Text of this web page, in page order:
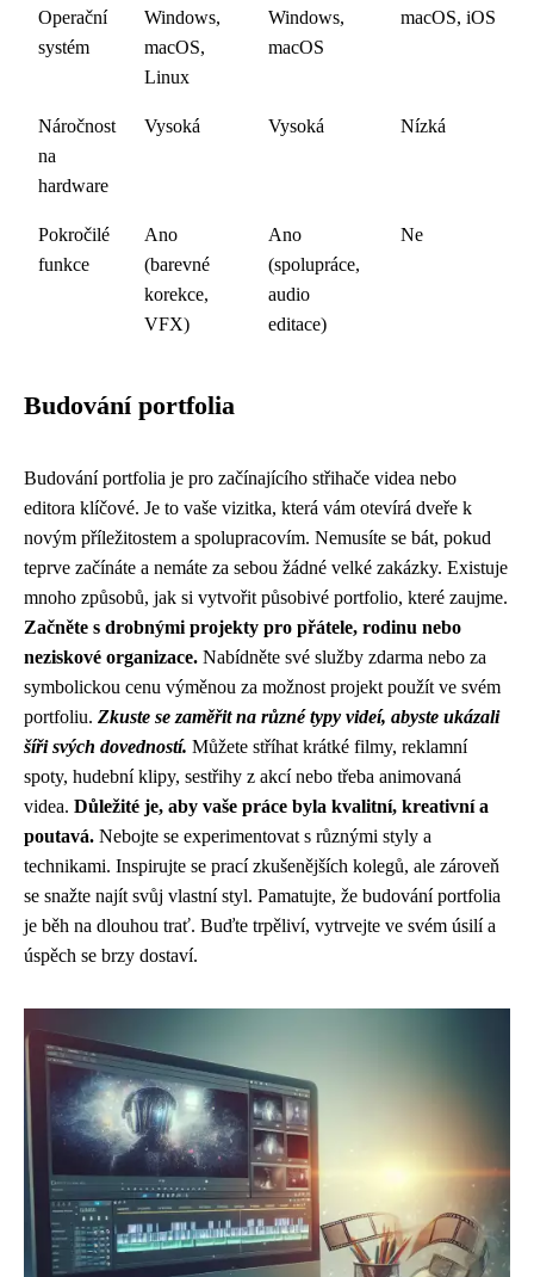
Operační
systém
Windows,
macOS,
Linux
Windows,
macOS
macOS, iOS
Náročnost
na
hardware
Vysoká Vysoká Nízká
Pokročilé
funkce
Ano
(barevné
korekce,
VFX)
Ano
(spolupráce,
audio
editace)
Ne
Budování portfolia
Budování portfolia je pro začínajícího střihače videa nebo
editora klíčové. Je to vaše vizitka, která vám otevírá dveře k
novým příležitostem a spolupracovím. Nemusíte se bát, pokud
teprve začínáte a nemáte za sebou žádné velké zakázky. Existuje
mnoho způsobů, jak si vytvořit působivé portfolio, které zaujme.
Začněte s drobnými projekty pro přátele, rodinu nebo
neziskové organizace. Nabídněte své služby zdarma nebo za
symbolickou cenu výměnou za možnost projekt použít ve svém
portfoliu. Zkuste se zaměřit na různé typy videí, abyste ukázali
šíři svých dovedností. Můžete stříhat krátké filmy, reklamní
spoty, hudební klipy, sestřihy z akcí nebo třeba animovaná
videa. Důležité je, aby vaše práce byla kvalitní, kreativní a
poutavá. Nebojte se experimentovat s různými styly a
technikami. Inspirujte se prací zkušenějších kolegů, ale zároveň
se snažte najít svůj vlastní styl. Pamatujte, že budování portfolia
je běh na dlouhou trať. Buďte trpěliví, vytrvejte ve svém úsilí a
úspěch se brzy dostaví.